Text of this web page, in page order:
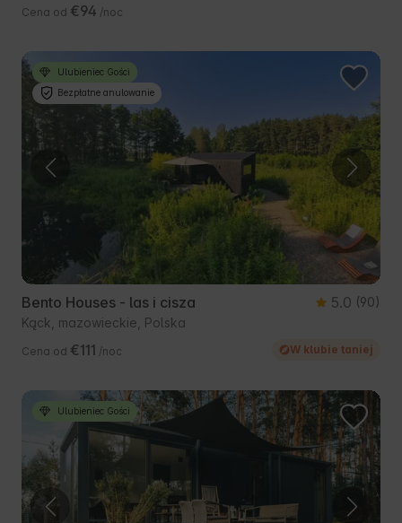
Cena od €94 /noc
Ulubieniec Gości
Bezpłatne anulowanie
Bento Houses - las i cisza 5.0 (90)
Kąck, mazowieckie, Polska
Cena od €111 /noc W klubie taniej
Ulubieniec Gości